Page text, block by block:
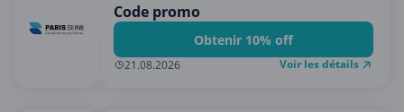
Code promo
Obtenir 10% off
21.08.2026 Voir les détails